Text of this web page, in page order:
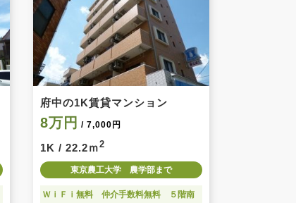
府中の1K賃貸マンション
8万円 / 7,000円
1K / 22.2ｍ2
東京農工大学 農学部まで
ＷｉＦｉ無料 仲介手数料無料 ５階南